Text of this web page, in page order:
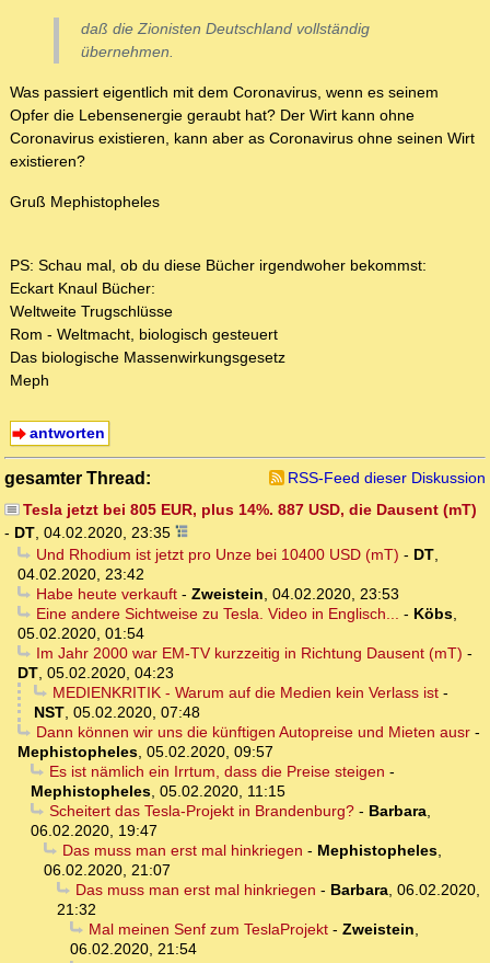
daß die Zionisten Deutschland vollständig
übernehmen.
Was passiert eigentlich mit dem Coronavirus, wenn es seinem
Opfer die Lebensenergie geraubt hat? Der Wirt kann ohne
Coronavirus existieren, kann aber as Coronavirus ohne seinen Wirt
existieren?
Gruß Mephistopheles
PS: Schau mal, ob du diese Bücher irgendwoher bekommst:
Eckart Knaul Bücher:
Weltweite Trugschlüsse
Rom - Weltmacht, biologisch gesteuert
Das biologische Massenwirkungsgesetz
Meph
antworten
gesamter Thread:
RSS-Feed dieser Diskussion
Tesla jetzt bei 805 EUR, plus 14%. 887 USD, die Dausent (mT)
- DT, 04.02.2020, 23:35
Und Rhodium ist jetzt pro Unze bei 10400 USD (mT) - DT,
04.02.2020, 23:42
Habe heute verkauft- Zweistein, 04.02.2020, 23:53
Eine andere Sichtweise zu Tesla. Video in Englisch... - Köbs,
05.02.2020, 01:54
Im Jahr 2000 war EM-TV kurzzeitig in Richtung Dausent (mT) -
DT, 05.02.2020, 04:23
MEDIENKRITIK - Warum auf die Medien kein Verlass ist-
NST, 05.02.2020, 07:48
Dann können wir uns die künftigen Autopreise und Mieten ausr-
Mephistopheles, 05.02.2020, 09:57
Es ist nämlich ein Irrtum, dass die Preise steigen -
Mephistopheles, 05.02.2020, 11:15
Scheitert das Tesla-Projekt in Brandenburg?- Barbara,
06.02.2020, 19:47
Das muss man erst mal hinkriegen - Mephistopheles,
06.02.2020, 21:07
Das muss man erst mal hinkriegen - Barbara, 06.02.2020,
21:32
Mal meinen Senf zum TeslaProjekt- Zweistein,
06.02.2020, 21:54